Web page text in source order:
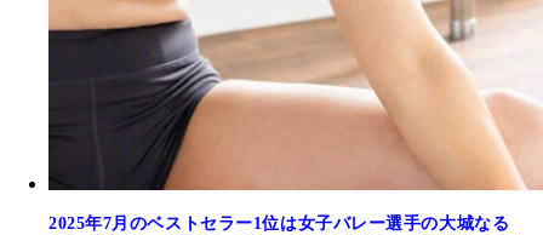
2025年7月のベストセラー1位は女子バレー選手の大城なる